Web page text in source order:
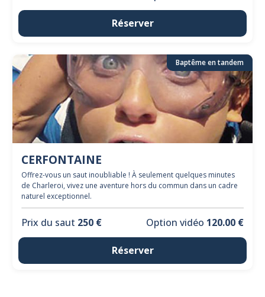
Réserver
Baptême en tandem
CERFONTAINE
Offrez-vous un saut inoubliable ! À seulement quelques minutes
de Charleroi, vivez une aventure hors du commun dans un cadre
naturel exceptionnel.
Prix du saut 250 € Option vidéo 120.00 €
Réserver